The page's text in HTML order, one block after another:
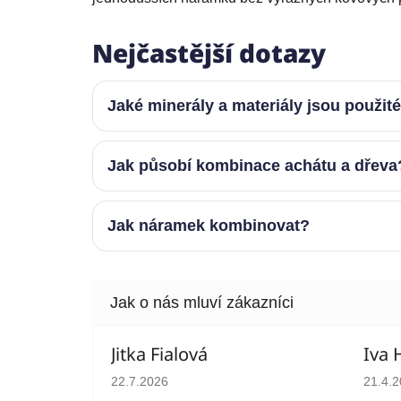
Nejčastější dotazy
Jaké minerály a materiály jsou
Jak působí kombinace achátu a
Jak náramek kombinovat?
Jitka Fialová
Hodnocení obchodu je 5 z 5 hvězdiček.
22.7.2026
Iva